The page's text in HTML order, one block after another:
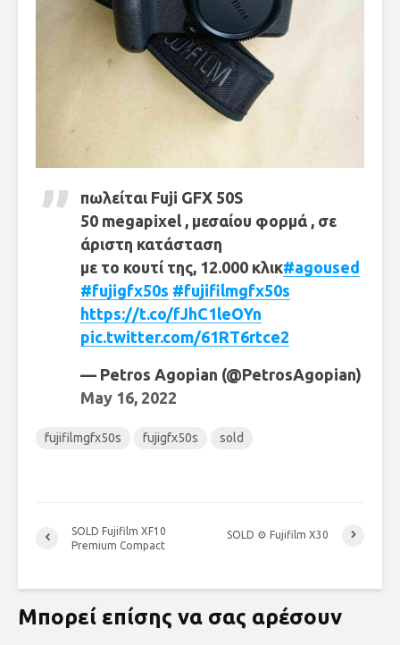
πωλείται Fuji GFX 50S
50 megapixel , μεσαίου φορμά , σε
άριστη κατάσταση
με το κουτί της, 12.000 κλικ#agoused
#fujigfx50s #fujifilmgfx50s
https://t.co/fJhC1leOYn
pic.twitter.com/61RT6rtce2
— Petros Agopian (@PetrosAgopian)
May 16, 2022
fujifilmgfx50s fujigfx50s sold
SOLD Fujifilm XF10
Premium Compact
SOLD ⚙ Fujifilm X30
Μπορεί επίσης να σας αρέσουν